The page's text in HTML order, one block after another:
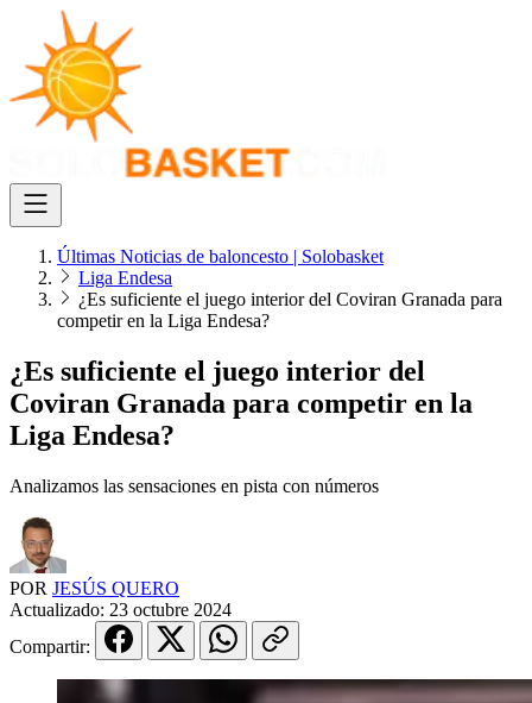
Últimas Noticias de baloncesto | Solobasket
Liga Endesa
¿Es suficiente el juego interior del Coviran Granada para
competir en la Liga Endesa?
¿Es suficiente el juego interior del
Coviran Granada para competir en la
Liga Endesa?
Analizamos las sensaciones en pista con números
POR JESÚS QUERO
Actualizado: 23 octubre 2024
Compartir: